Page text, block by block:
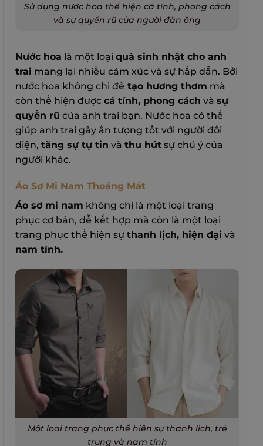
Sử dụng nước hoa thể hiện cá tính, phong cách
và sự quyến rũ của người đàn ông
Nước hoa là một loại quà sinh nhật cho anh
trai mang lại nhiều cảm xúc và sự hấp dẫn. Bởi
nước hoa không chỉ để tạo hương thơm mà
còn thể hiện được cá tính, phong cách và sự
quyến rũ của anh trai bạn. Nước hoa có thể
giúp anh trai gây ấn tượng tốt với người đối
diện, tăng sự tự tin và thu hút sự chú ý của
người khác.
Áo Sơ Mi Nam Thoáng Mát
Áo sơ mi nam không chỉ là một loại trang
phục cơ bản, dễ kết hợp mà còn là một loại
trang phục thể hiện sự thanh lịch, hiện đại và
nam tính.
Một loại trang phục thể hiện sự thanh lịch, trẻ
trung và nam tính